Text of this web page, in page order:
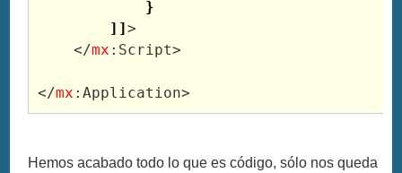
}
] ]>
</mx :Script>
</mx
Hemos acabado todo lo que es código, sólo nos queda